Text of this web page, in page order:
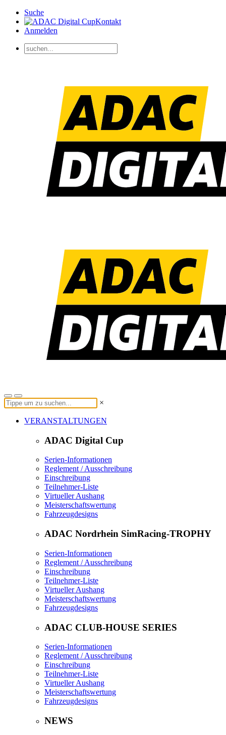
Suche
Kontakt
Anmelden
×
VERANSTALTUNGEN
ADAC Digital Cup
Serien-Informationen
Reglement / Ausschreibung
Einschreibung
Teilnehmer-Liste
Virtueller Aushang
Meisterschaftswertung
Fahrzeugdesigns
ADAC Nordrhein SimRacing-TROPHY
Serien-Informationen
Reglement / Ausschreibung
Einschreibung
Teilnehmer-Liste
Virtueller Aushang
Meisterschaftswertung
Fahrzeugdesigns
ADAC CLUB-HOUSE SERIES
Serien-Informationen
Reglement / Ausschreibung
Einschreibung
Teilnehmer-Liste
Virtueller Aushang
Meisterschaftswertung
Fahrzeugdesigns
NEWS